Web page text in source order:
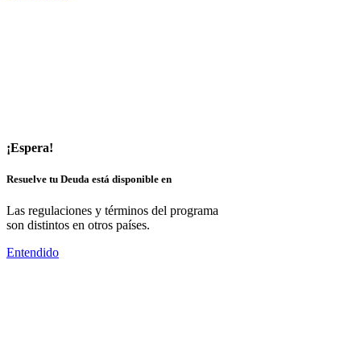
¡Espera!
Resuelve tu Deuda está disponible en
Las regulaciones y términos del programa
son distintos en otros países.
Entendido